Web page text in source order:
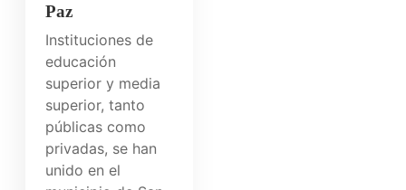
Paz
Instituciones de
educación
superior y media
superior, tanto
públicas como
privadas, se han
unido en el